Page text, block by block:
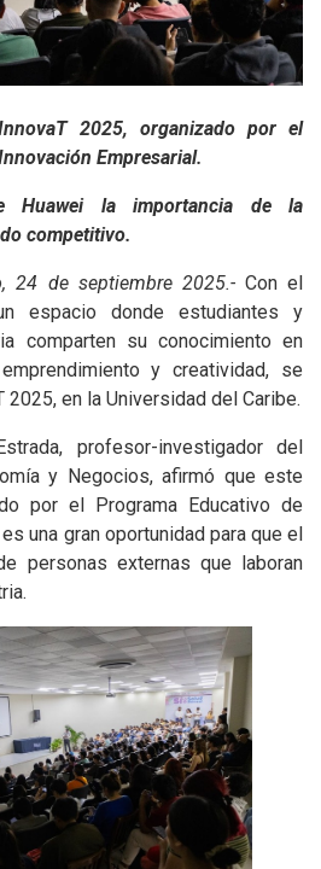
2025, organizado por el
Empresarial.
Huawei la importancia de la
competitivo.
24 de septiembre 2025.-Con el
espacio donde estudiantes y
comparten su conocimiento en
y creatividad, se
2025, en la Universidad del Caribe.
profesor-investigador del
y Negocios, afirmó que este
por el Programa Educativo de
una gran oportunidad para que el
personas externas que laboran